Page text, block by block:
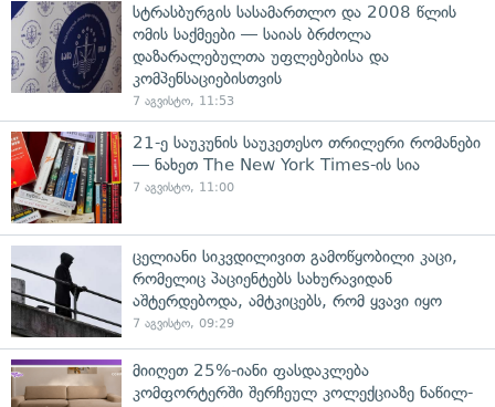
სტრასბურგის სასამართლო და 2008 წლის
ომის საქმეები — საიას ბრძოლა
დაზარალებულთა უფლებებისა და
კომპენსაციებისთვის
7 აგვისტო, 11:53
21-ე საუკუნის საუკეთესო თრილერი რომანები
— ნახეთ The New York Times-ის სია
7 აგვისტო, 11:00
ცელიანი სიკვდილივით გამოწყობილი კაცი,
რომელიც პაციენტებს სახურავიდან
აშტერდებოდა, ამტკიცებს, რომ ყვავი იყო
7 აგვისტო, 09:29
მიიღეთ 25%-იანი ფასდაკლება
კომფორტერში შერჩეულ კოლექციაზე ნაწილ-